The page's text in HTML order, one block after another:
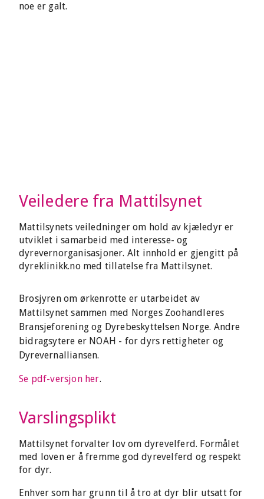
noe er galt.
Veiledere fra Mattilsynet
Mattilsynets veiledninger om hold av kjæledyr er
utviklet i samarbeid med interesse- og
dyrevernorganisasjoner. Alt innhold er gjengitt på
dyreklinikk.no med tillatelse fra Mattilsynet.
Brosjyren om ørkenrotte er utarbeidet av
Mattilsynet sammen med Norges Zoohandleres
Bransjeforening og Dyrebeskyttelsen Norge. Andre
bidragsytere er NOAH - for dyrs rettigheter og
Dyrevernalliansen.
Se pdf-versjon her.
Varslingsplikt
Mattilsynet forvalter lov om dyrevelferd. Formålet
med loven er å fremme god dyrevelferd og respekt
for dyr.
Enhver som har grunn til å tro at dyr blir utsatt for